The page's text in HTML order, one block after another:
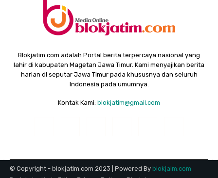
Blokjatim.com adalah Portal berita terpercaya nasional yang
lahir di kabupaten Magetan Jawa Timur. Kami menyajikan berita
harian di seputar Jawa Timur pada khususnya dan seluruh
Indonesia pada umumnya.
Kontak Kami: blokjatim@gmail.com
© Copyright - blokjatim.com 2023 | Powered By blokjaim.com